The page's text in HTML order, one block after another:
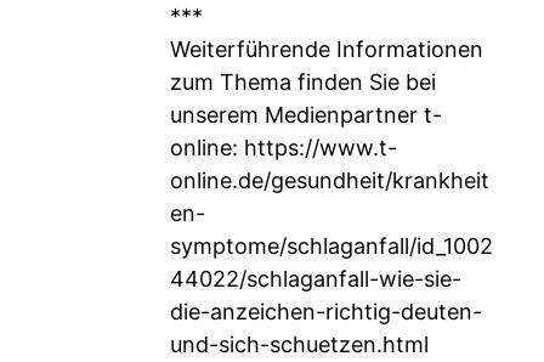
***
Weiterführende Informationen
zum Thema finden Sie bei
unserem Medienpartner t-
online: https://www.t-
online.de/gesundheit/krankheit
en-
symptome/schlaganfall/id_1002
44022/schlaganfall-wie-sie-
die-anzeichen-richtig-deuten-
und-sich-schuetzen.html